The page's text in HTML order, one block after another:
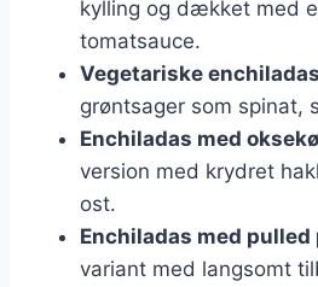
kylling og dækket med
tomatsauce.
Vegetariske enchiladas
grøntsager som spinat,
Enchiladas med
version med krydret
ost.
Enchiladas med pulled
variant med langsomt